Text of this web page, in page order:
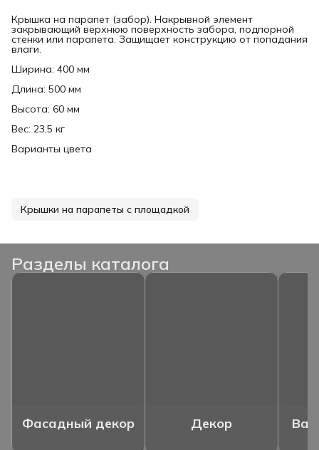
Крышка на парапет (забор). Накрывной элемент
закрывающий верхнюю поверхность забора, подпорной
стенки или парапета. Защищает конструкцию от попадания
влаги.
Ширина: 400 мм
Длина: 500 мм
Высота: 60 мм
Вес: 23,5 кг
Варианты цвета
Крышки на парапеты с площадкой
Разделы каталога
Фасадный декор Декор